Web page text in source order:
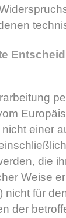
einer
die
Weise
nicht für
der